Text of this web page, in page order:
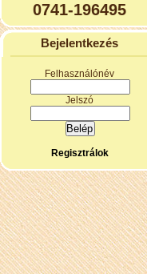
0741-196495
Bejelentkezés
Felhasználónév
Jelszó
Regisztrálok